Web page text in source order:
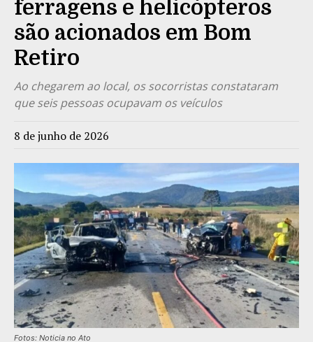
ferragens e helicópteros
são acionados em Bom
Retiro
Ao chegarem ao local, os socorristas constataram
que seis pessoas ocupavam os veículos
8 de junho de 2026
Fotos: Noticia no Ato